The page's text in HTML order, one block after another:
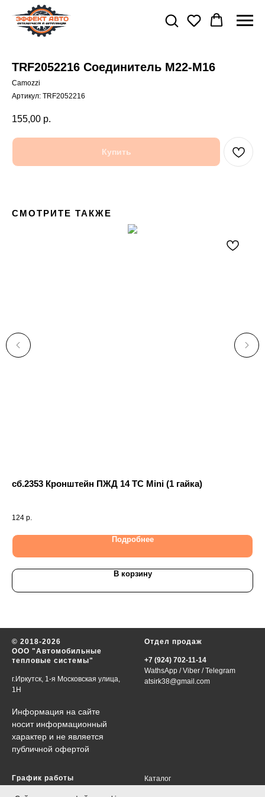
TRF2052216 Соединитель M22-M16
Camozzi
Артикул: TRF2052216
155,00 р.
Купить
СМОТРИТЕ ТАКЖЕ
сб.2353 Кронштейн ПЖД 14 ТС Mini (1 гайка)
124 р.
Подробнее
В корзину
© 2018-2026
ООО "Автомобильные
тепловые системы"
г.Иркутск, 1-я Московская улица,
1Н
Информация на сайте
носит информационный
характер и не является
публичной офертой
Отдел продаж
+7 (924) 702-11-14
WathsApp /Viber /Telegram
atsirk38@gmail.com
График работы
Каталог